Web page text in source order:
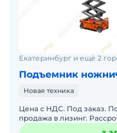
Екатеринбург и ещё 2
Подъемник
Новая техника
Цена с НДС. Под заказ.
продажа в лизинг.
частей. Сервисная